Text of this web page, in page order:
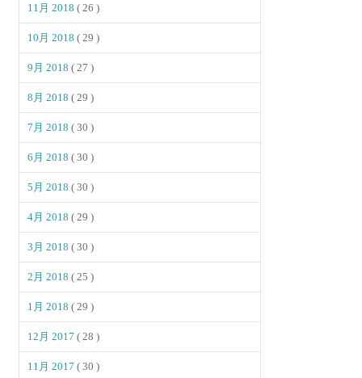
11月 2018( 26 )
10月 2018( 29 )
9月 2018( 27 )
8月 2018( 29 )
7月 2018( 30 )
6月 2018( 30 )
5月 2018( 30 )
4月 2018( 29 )
3月 2018( 30 )
2月 2018( 25 )
1月 2018( 29 )
12月 2017( 28 )
11月 2017( 30 )